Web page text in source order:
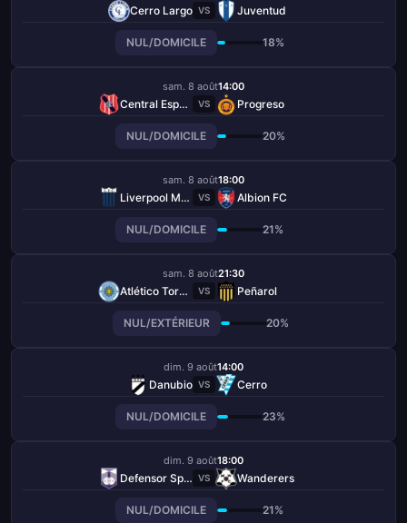
Cerro Largo VS Juventud
NUL/DOMICILE 18%
sam. 8 août14:00
Central Español VS Progreso
NUL/DOMICILE 20%
sam. 8 août18:00
Liverpool Montevideo VS Albion FC
NUL/DOMICILE 21%
sam. 8 août21:30
Atlético Torque VS Peñarol
NUL/EXTÉRIEUR 20%
dim. 9 août14:00
Danubio VS Cerro
NUL/DOMICILE 23%
dim. 9 août18:00
Defensor Sporting VS Wanderers
NUL/DOMICILE 21%